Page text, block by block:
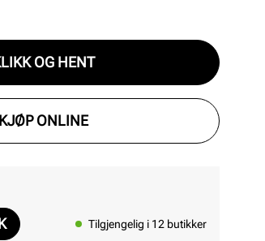
OG HENT
KJØP ONLINE
Tilgjengelig i 12 butikker